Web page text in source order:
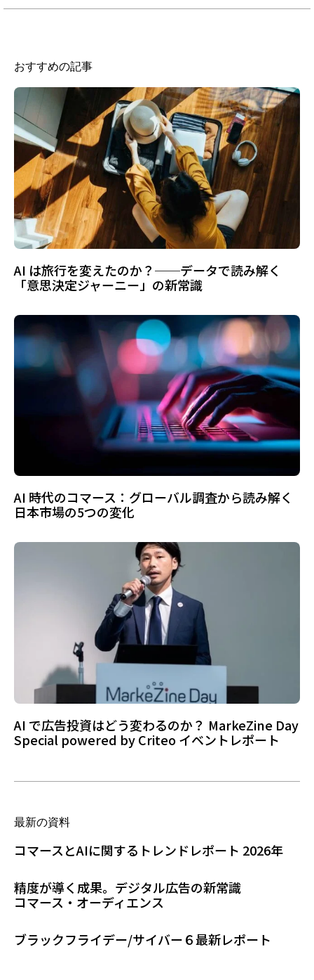
おすすめの記事
AI は旅行を変えたのか？──データで読み解く
「意思決定ジャーニー」の新常識
AI 時代のコマース：グローバル調査から読み解く
日本市場の5つの変化
AI で広告投資はどう変わるのか？ MarkeZine Day
Special powered by Criteo イベントレポート
最新の資料
コマースとAIに関するトレンドレポート 2026年
精度が導く成果。デジタル広告の新常識
コマース・オーディエンス
ブラックフライデー/サイバー６最新レポート